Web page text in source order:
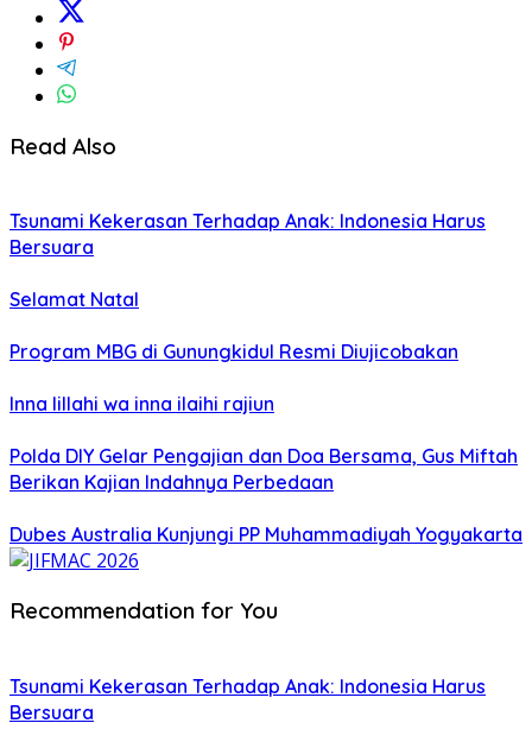
Read Also
Tsunami Kekerasan Terhadap Anak: Indonesia Harus
Bersuara
Selamat Natal
Program MBG di Gunungkidul Resmi Diujicobakan
Inna lillahi wa inna ilaihi rajiun
Polda DIY Gelar Pengajian dan Doa Bersama, Gus Miftah
Berikan Kajian Indahnya Perbedaan
Dubes Australia Kunjungi PP Muhammadiyah Yogyakarta
Recommendation for You
Tsunami Kekerasan Terhadap Anak: Indonesia Harus
Bersuara